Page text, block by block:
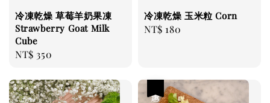
冷凍乾燥 草莓羊奶果凍
Strawberry Goat Milk
Cube
Regular
NT$ 350
冷凍乾燥 玉米粒 Corn
Regular
NT$ 180